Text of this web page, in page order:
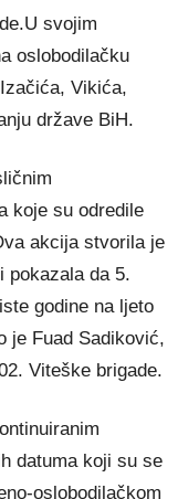
svojim
oslobodilačku
Vikića,
države BiH.
koje su odredile
akcija stvorila je
pokazala da 5.
godine na ljeto
je Fuad Sadiković,
Viteške brigade.
datuma koji su se
oslobodilačkom